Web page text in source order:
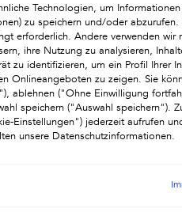
Technologien, um
zu speichern und/oder
erforderlich. Andere verwenden wir
ihre Nutzung zu analysieren,
zu identifizieren, um ein Profil Ihrer
Onlineangeboten zu zeigen. Sie
ablehnen ("Ohne Einwilligung
speichern ("Auswahl speichern").
Einstellungen") jederzeit aufrufen
unsere Datenschutzinformationen.